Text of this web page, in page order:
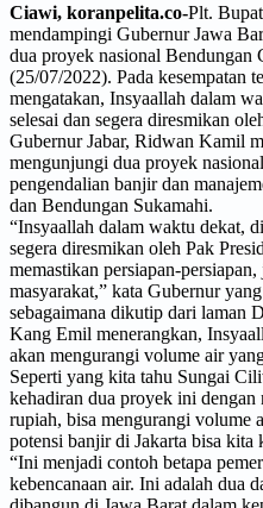
Ciawi, koranpelita.co-Plt.
mendampingi Gubernur Jawa
dua proyek nasional Bendungan
(25/07/2022). Pada kesempatan
mengatakan, Insyaallah dalam
selesai dan segera diresmikan
Gubernur Jabar, Ridwan Kamil
mengunjungi dua proyek
pengendalian banjir dan
dan Bendungan Sukamahi.
“Insyaallah dalam waktu dekat,
segera diresmikan oleh Pak
memastikan persiapan-
masyarakat,” kata Gubernur
sebagaimana dikutip dari laman
Kang Emil menerangkan,
akan mengurangi volume air
Seperti yang kita tahu Sungai
kehadiran dua proyek ini
rupiah, bisa mengurangi volume
potensi banjir di Jakarta bisa kita
“Ini menjadi contoh betapa
kebencanaan air. Ini adalah dua